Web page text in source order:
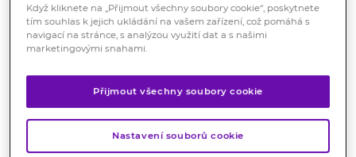
Doprava zdarma
VEROVAL duo control connect
M 22-32cm Tonometr digitální
Zdravotnický prostředek
Pažní tonometr k automatickému meření tlaku na paži
Když kliknete na „Přijmout všechny soubory cookie“, poskytnete
tím souhlas k jejich ukládání na vašem zařízení, což pomáhá s
navigací na stránce, s analýzou využití dat a s našimi
marketingovými snahami.
Přijmout všechny soubory cookie
Nastavení souborů cookie